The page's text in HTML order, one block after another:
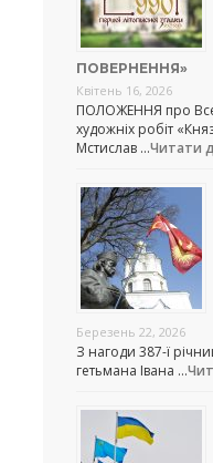
ПОВЕРНЕННЯ»
Квітень 16, 2026
ПОЛОЖЕННЯ про
художніх робіт
Мстислав …Читати
Березень 22, 2026
З нагоди 387-ї
гетьмана Івана …